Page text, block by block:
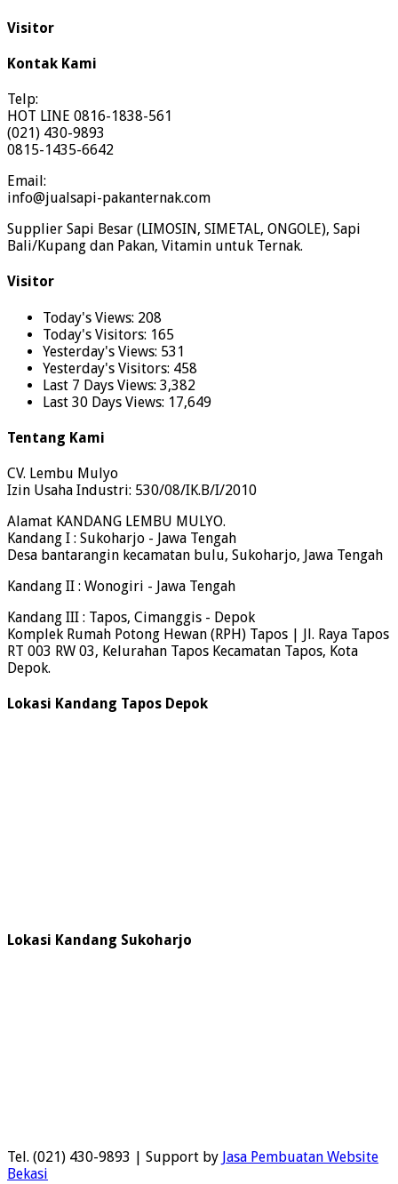
Visitor
Kontak Kami
Telp:
HOT LINE 0816-1838-561
(021) 430-9893
0815-1435-6642
Email:
info@jualsapi-pakanternak.com
Supplier Sapi Besar (LIMOSIN, SIMETAL, ONGOLE), Sapi
Bali/Kupang dan Pakan, Vitamin untuk Ternak.
Visitor
Today's Views: 208
Today's Visitors: 165
Yesterday's Views: 531
Yesterday's Visitors: 458
Last 7 Days Views: 3,382
Last 30 Days Views: 17,649
Tentang Kami
CV. Lembu Mulyo
Izin Usaha Industri: 530/08/IK.B/I/2010
Alamat KANDANG LEMBU MULYO.
Kandang I : Sukoharjo - Jawa Tengah
Desa bantarangin kecamatan bulu, Sukoharjo, Jawa Tengah
Kandang II : Wonogiri - Jawa Tengah
Kandang III : Tapos, Cimanggis - Depok
Komplek Rumah Potong Hewan (RPH) Tapos | Jl. Raya Tapos
RT 003 RW 03, Kelurahan Tapos Kecamatan Tapos, Kota
Depok.
Lokasi Kandang Tapos Depok
Lokasi Kandang Sukoharjo
Tel. (021) 430-9893 | Support by Jasa Pembuatan Website
Bekasi